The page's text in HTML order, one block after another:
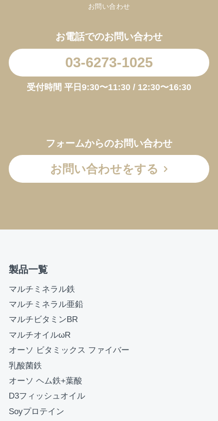
お買い物を続ける
お問い合わせ
お電話でのお問い合わせ
03-6273-1025
受付時間 平日9:30〜11:30 / 12:30〜16:30
フォームからのお問い合わせ
お問い合わせをする
製品一覧
マルチミネラル鉄
マルチミネラル亜鉛
マルチビタミンBR
マルチオイルωR
オーソ ビタミックス ファイバー
乳酸菌鉄
オーソ ヘム鉄+葉酸
D3フィッシュオイル
Soyプロテイン